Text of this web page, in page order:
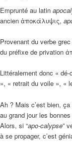
Emprunté au latin
ancien ἀποκάλυψις,
Provenant du verbe
du préfixe de privation
Littéralement donc «
», « retrait du voile », «
Ah ? Mais c’est bien,
au grand jour les
Alors, si “apo-calypse”
à se propager, c’est